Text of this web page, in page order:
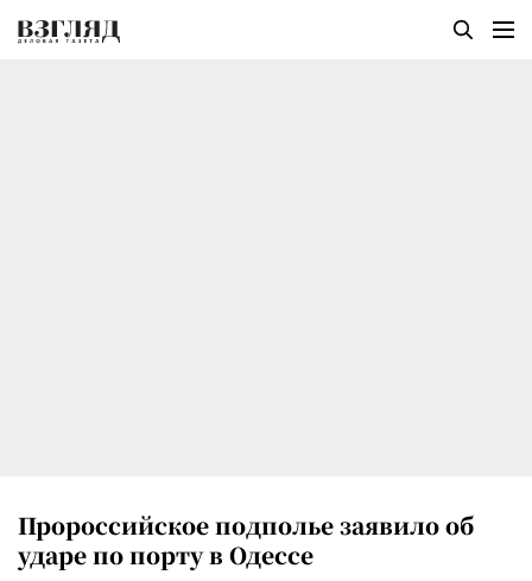
Пророссийское подполье заявило об
ударе по порту в Одессе